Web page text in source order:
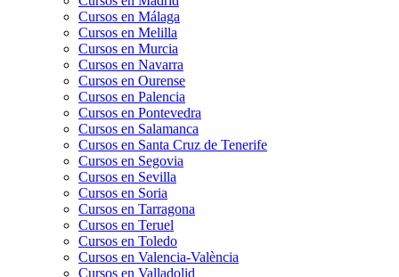
Cursos en Málaga
Cursos en Melilla
Cursos en Murcia
Cursos en Navarra
Cursos en Ourense
Cursos en Palencia
Cursos en Pontevedra
Cursos en Salamanca
Cursos en Santa Cruz de Tenerife
Cursos en Segovia
Cursos en Sevilla
Cursos en Soria
Cursos en Tarragona
Cursos en Teruel
Cursos en Toledo
Cursos en Valencia-València
Cursos en Valladolid